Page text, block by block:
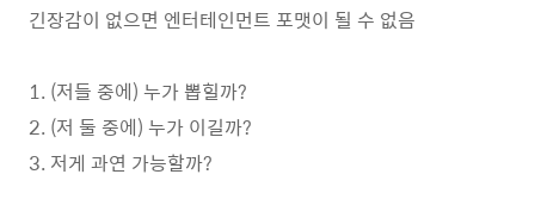
긴장감이 없으면 엔터테인먼트 포맷이 될 수 없음
1. (저들 중에) 누가 뽑힐까?
2. (저 둘 중에) 누가 이길까?
3. 저게 과연 가능할까?